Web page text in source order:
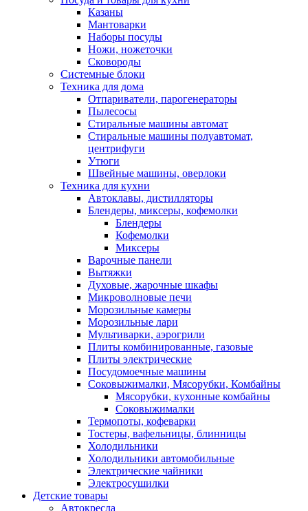
Казаны
Мантоварки
Наборы посуды
Ножи, ножеточки
Сковороды
Системные блоки
Техника для дома
Отпариватели, парогенераторы
Пылесосы
Стиральные машины автомат
Стиральные машины полуавтомат,
центрифуги
Утюги
Швейные машины, оверлоки
Техника для кухни
Автоклавы, дистилляторы
Блендеры, миксеры, кофемолки
Блендеры
Кофемолки
Миксеры
Варочные панели
Вытяжки
Духовые, жарочные шкафы
Микроволновые печи
Морозильные камеры
Морозильные лари
Мультиварки, аэрогрили
Плиты комбинированные, газовые
Плиты электрические
Посудомоечные машины
Соковыжималки, Мясорубки, Комбайны
Мясорубки, кухонные комбайны
Соковыжималки
Термопоты, кофеварки
Тостеры, вафельницы, блинницы
Холодильники
Холодильники автомобильные
Электрические чайники
Электросушилки
Детские товары
Автокресла